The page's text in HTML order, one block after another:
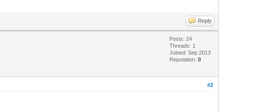
Reply
Posts: 24
Threads: 1
Joined: Sep 2013
Reputation:0
#2